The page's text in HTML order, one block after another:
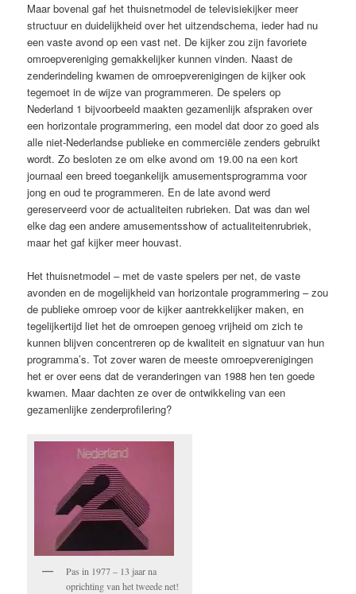
Maar bovenal gaf het thuisnetmodel de televisiekijker meer
structuur en duidelijkheid over het uitzendschema, ieder had nu
een vaste avond op een vast net. De kijker zou zijn favoriete
omroepvereniging gemakkelijker kunnen vinden. Naast de
zenderindeling kwamen de omroepverenigingen de kijker ook
tegemoet in de wijze van programmeren. De spelers op
Nederland 1 bijvoorbeeld maakten gezamenlijk afspraken over
een horizontale programmering, een model dat door zo goed als
alle niet-Nederlandse publieke en commerciële zenders gebruikt
wordt. Zo besloten ze om elke avond om 19.00 na een kort
journaal een breed toegankelijk amusementsprogramma voor
jong en oud te programmeren. En de late avond werd
gereserveerd voor de actualiteiten rubrieken. Dat was dan wel
elke dag een andere amusementsshow of actualiteitenrubriek,
maar het gaf kijker meer houvast.
Het thuisnetmodel – met de vaste spelers per net, de vaste
avonden en de mogelijkheid van horizontale programmering – zou
de publieke omroep voor de kijker aantrekkelijker maken, en
tegelijkertijd liet het de omroepen genoeg vrijheid om zich te
kunnen blijven concentreren op de kwaliteit en signatuur van hun
programma’s. Tot zover waren de meeste omroepverenigingen
het er over eens dat de veranderingen van 1988 hen ten goede
kwamen. Maar dachten ze over de ontwikkeling van een
gezamenlijke zenderprofilering?
Pas in 1977 – 13 jaar na
oprichting van het tweede net!